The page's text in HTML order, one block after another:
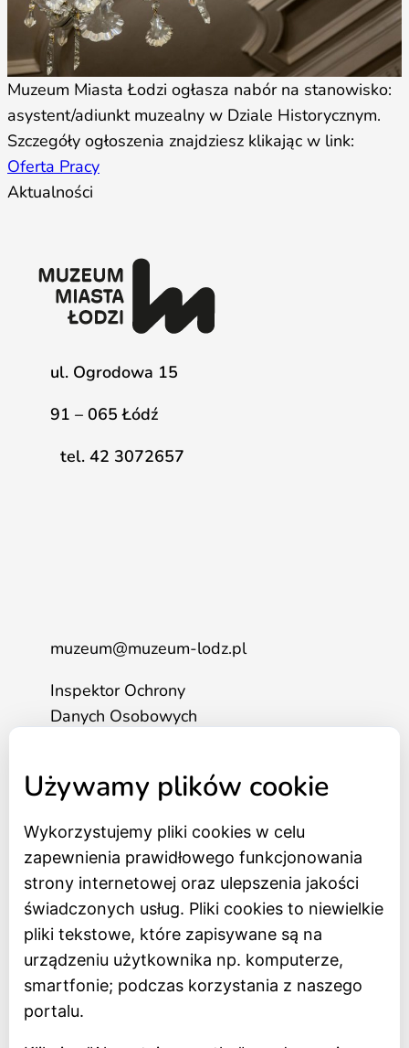
Muzeum Miasta Łodzi ogłasza nabór na stanowisko:
asystent/adiunkt muzealny w Dziale Historycznym.
Szczegóły ogłoszenia znajdziesz klikając w link:
Oferta Pracy
Aktualności
ul. Ogrodowa 15
91 – 065 Łódź
tel. 42 3072657
muzeum@muzeum-lodz.pl
Inspektor Ochrony
Danych Osobowych
Strona główna
Bilety online
BIP
Oceń Muzeum
Newsletter
Deklaracja dostępności
Używamy plików cookie
Wykorzystujemy pliki cookies w celu
zapewnienia prawidłowego funkcjonowania
strony internetowej oraz ulepszenia jakości
świadczonych usług. Pliki cookies to niewielkie
pliki tekstowe, które zapisywane są na
urządzeniu użytkownika np. komputerze,
smartfonie; podczas korzystania z naszego
portalu.